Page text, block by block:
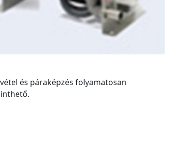
és páraképzés folyamatosan